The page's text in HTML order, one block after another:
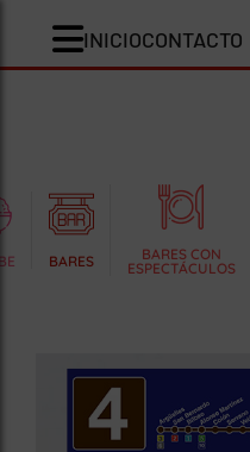
INICIOCONTACTO
BARES
BARES CON
ESPECTÁCULOS